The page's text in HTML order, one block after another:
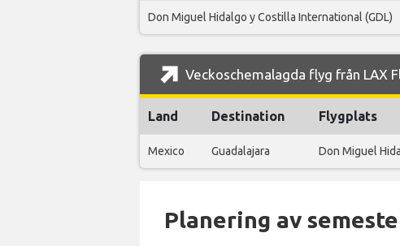
Don Miguel Hidalgo y Costilla International (GDL)
Veckoschemalagda flyg från LAX
Land Destination Flygplats
Mexico Guadalajara Don Miguel
Planering av